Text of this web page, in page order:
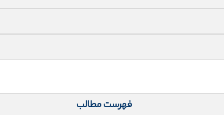
فهرست مطالب